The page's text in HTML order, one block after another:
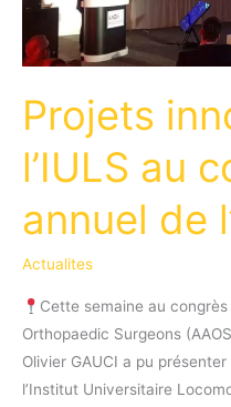
Projets
l’IULS au
annuel de
Actualites
Cette semaine au
Orthopaedic Surgeons
Olivier GAUCI a pu
l’Institut Universitaire